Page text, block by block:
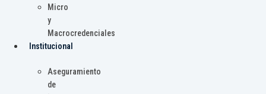
Micro
y
Macrocredenciales
Institucional
Aseguramiento
de